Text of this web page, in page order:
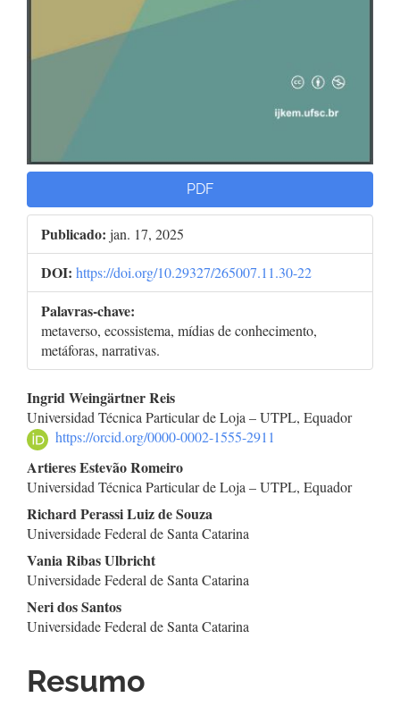
PDF
Publicado: jan. 17, 2025
DOI: https://doi.org/10.29327/265007.11.30-22
Palavras-chave:
metaverso, ecossistema, mídias de conhecimento,
metáforas, narrativas.
Conteúdo
do
artigo
principal
Ingrid Weingärtner Reis
Universidad Técnica Particular de Loja – UTPL, Equador
https://orcid.org/0000-0002-1555-2911
Artieres Estevão Romeiro
Universidad Técnica Particular de Loja – UTPL, Equador
Richard Perassi Luiz de Souza
Universidade Federal de Santa Catarina
Vania Ribas Ulbricht
Universidade Federal de Santa Catarina
Neri dos Santos
Universidade Federal de Santa Catarina
Resumo